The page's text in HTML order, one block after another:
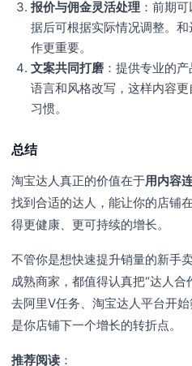
报价与佣金灵活处理 ：前期
据后可根据实际情况调整。
作更重要。
文案共同打磨 ：提供专业的
语言和风格改写，这样内容
习惯。
总结
淘宝达人真正的价值在于用内容
找到合适的达人，能让你的店铺
得更健康、更可持续的增长。
不管你是想快速提升销量的新手
成熟商家，都值得认真把“达人合
去阿里V任务、淘宝达人平台开
是你店铺下一个增长的转折点。
推荐阅读 ：